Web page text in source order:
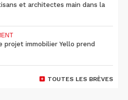
et architectes main dans la
projet immobilier Yello prend
TOUTES LES BRÈVES